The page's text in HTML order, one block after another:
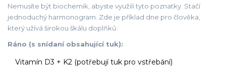
Nemusíte být biochemik, abyste využili tyto poznatky. Stačí
jednoduchý harmonogram. Zde je příklad dne pro člověka,
který užívá širokou škálu doplňků:
Ráno (s snídaní obsahující tuk):
Vitamín D3 + K2 (potřebují tuk pro vstřebání)